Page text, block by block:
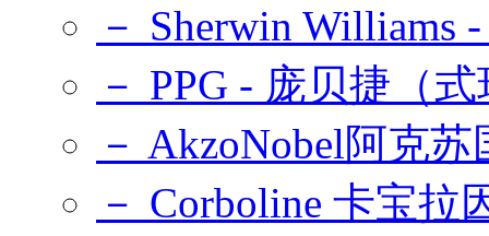
－ Sherwin Williams
－ PPG - 庞贝捷（
－ AkzoNobel阿克苏
－ Corboline 卡宝拉